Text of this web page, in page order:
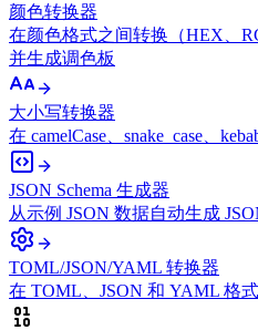
颜色转换器
在颜色格式之间转换（HEX、
并生成调色板
大小写转换器
在 camelCase、snake_case、
JSON Schema 生成器
从示例 JSON 数据自动生成
TOML/JSON/YAML 转换器
在 TOML、JSON 和 YAML 格